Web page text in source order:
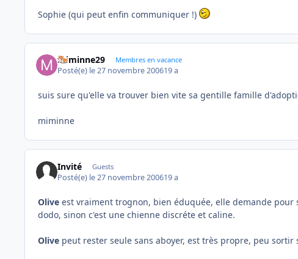
Sophie (qui peut enfin communiquer !)
miminne29 Membres en vacance
Posté(e) le 27 novembre 200619 a
suis sure qu'elle va trouver bien vite sa gentille famille
miminne
Invité Guests
Posté(e) le 27 novembre 200619 a
Olive est vraiment trognon, bien éduquée, elle demande
dodo, sinon c'est une chienne discréte et caline.
Olive peut rester seule sans aboyer, est très propre, peu sortir